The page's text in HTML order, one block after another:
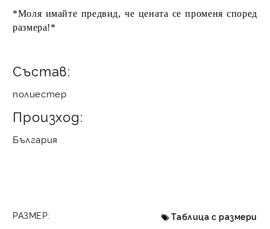
*Моля имайте предвид, че цената се променя според
размера!*
Състав:
полиестер
Произход:
България
РАЗМЕР: Таблица с размери